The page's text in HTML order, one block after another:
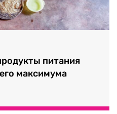
питания
максимума